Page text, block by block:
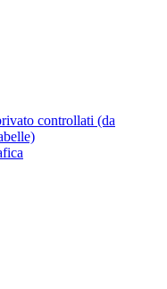
controllati (da